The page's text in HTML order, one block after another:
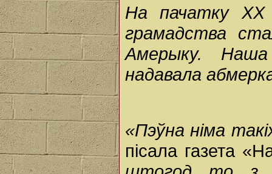
На пачатку ХХ
грамадства
Амерыку.
надавала
«Пэўна німа
пісала газета